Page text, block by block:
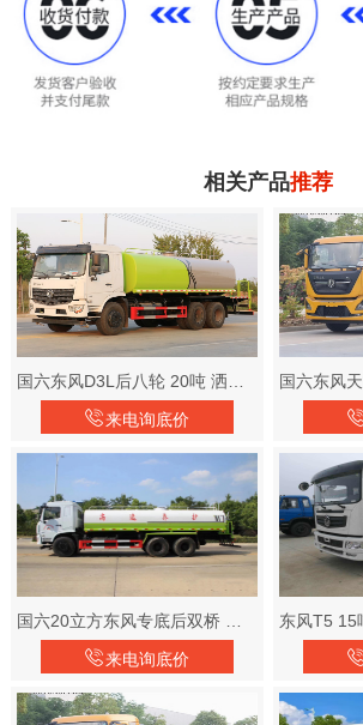
相关产品推荐
来电询底价
来电询底价
东风T5 15